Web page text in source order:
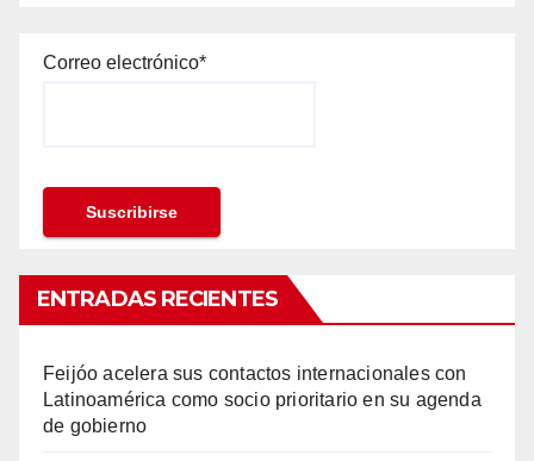
Correo electrónico*
ENTRADAS RECIENTES
Feijóo acelera sus contactos internacionales con
Latinoamérica como socio prioritario en su agenda
de gobierno